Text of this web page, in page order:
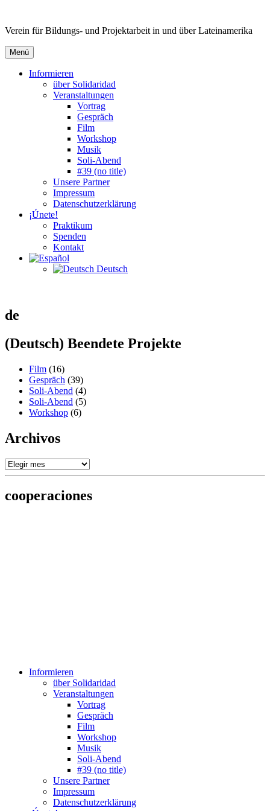
contenido
Verein für Bildungs- und Projektarbeit in und über Lateinamerika
Menú
Informieren
über Solidaridad
Veranstaltungen
Vortrag
Gespräch
Film
Workshop
Musik
Soli-Abend
#39 (no title)
Unsere Partner
Impressum
Datenschutzerklärung
¡Únete!
Praktikum
Spenden
Kontakt
Deutsch
de
(Deutsch) Beendete Projekte
Film (16)
Gespräch (39)
Soli-Abend (4)
Soli-Abend (5)
Workshop (6)
Archivos
Archivos
cooperaciones
Informieren
über Solidaridad
Veranstaltungen
Vortrag
Gespräch
Film
Workshop
Musik
Soli-Abend
#39 (no title)
Unsere Partner
Impressum
Datenschutzerklärung